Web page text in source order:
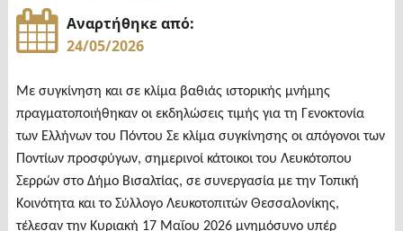
Αναρτήθηκε από:
24/05/2026
Με συγκίνηση και σε κλίμα βαθιάς ιστορικής μνήμης
πραγματοποιήθηκαν οι εκδηλώσεις τιμής για τη Γενοκτονία
των Ελλήνων του Πόντου Σε κλίμα συγκίνησης οι απόγονοι των
Ποντίων προσφύγων, σημερινοί κάτοικοι του Λευκότοπου
Σερρών στο Δήμο Βισαλτίας, σε συνεργασία με την Τοπική
Κοινότητα και το Σύλλογο Λευκοτοπιτών Θεσσαλονίκης,
τέλεσαν την Κυριακή 17 Μαΐου 2026 μνημόσυνο υπέρ